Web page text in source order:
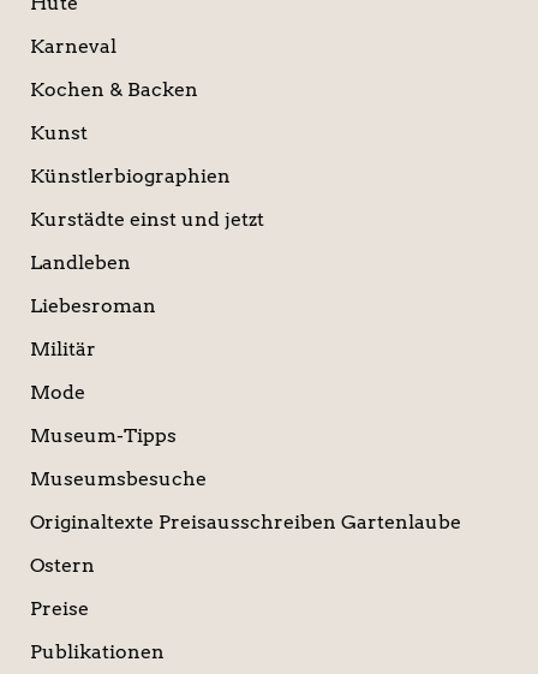
Karneval
Kochen & Backen
Kunst
Künstlerbiographien
Kurstädte einst und jetzt
Landleben
Liebesroman
Militär
Mode
Museum-Tipps
Museumsbesuche
Originaltexte Preisausschreiben Gartenlaube
Ostern
Preise
Publikationen